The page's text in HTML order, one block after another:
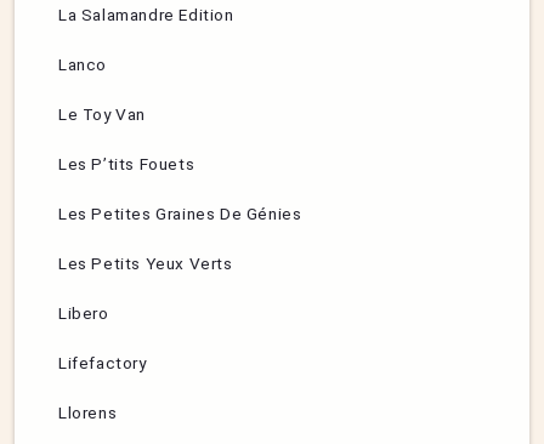
La Salamandre Edition
Lanco
Le Toy Van
Les P’tits Fouets
Les Petites Graines De Génies
Les Petits Yeux Verts
Libero
Lifefactory
Llorens